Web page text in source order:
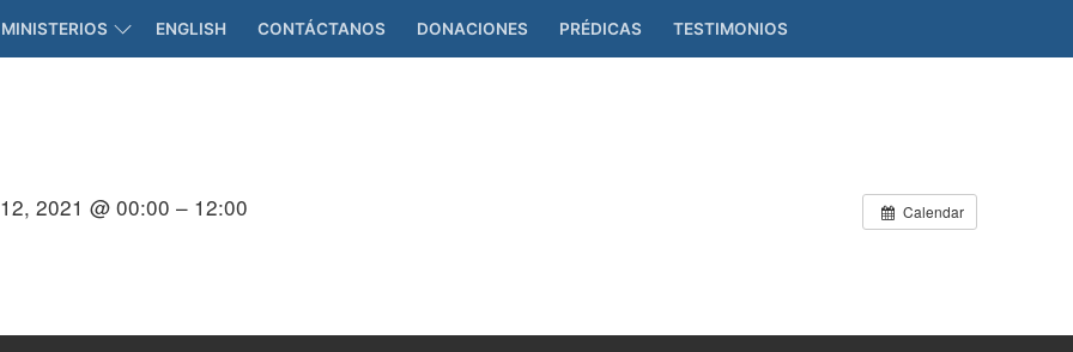
MINISTERIOS ENGLISH CONTÁCTANOS DONACIONES PRÉDICAS TESTIMONIOS
Calendar
2021 @ 00:00 – 12:00